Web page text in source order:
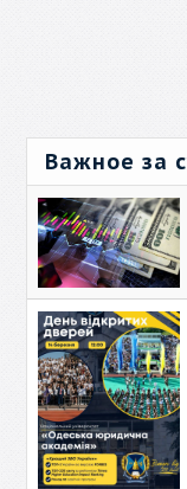
Важное за